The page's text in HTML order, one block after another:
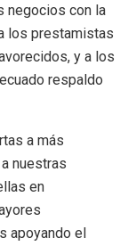
negocios con la
los prestamistas
y a los
respaldo
a más
nuestras
en
apoyando el